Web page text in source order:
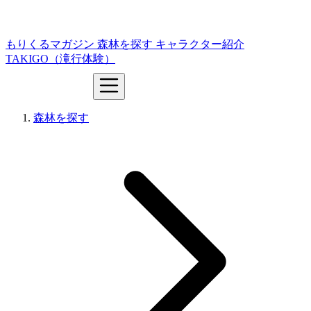
もりくるマガジン 森林を探す キャラクター紹介
TAKIGO（滝行体験）
森林を探す